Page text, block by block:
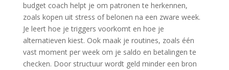
budget coach helpt je om patronen te herkennen,
zoals kopen uit stress of belonen na een zware week.
Je leert hoe je triggers voorkomt en hoe je
alternatieven kiest. Ook maak je routines, zoals één
vast moment per week om je saldo en betalingen te
checken. Door structuur wordt geld minder een bron